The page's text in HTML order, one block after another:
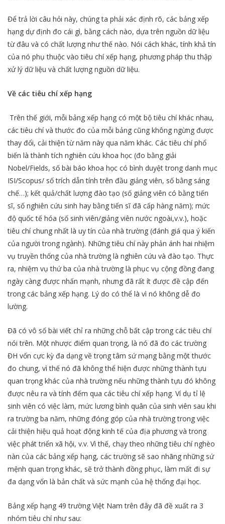
Để trả lời câu hỏi này, chúng ta phải xác định rõ, các bảng xếp
hạng dự định đo cái gì, bằng cách nào, dựa trên nguồn dữ liệu
từ đâu và có chất lượng như thế nào. Nói cách khác, tính khả tín
của nó phụ thuộc vào tiêu chí xếp hạng, phương pháp thu thập
xử lý dữ liệu và chất lượng nguồn dữ liệu.
Về các tiêu chí xếp hạng
Trên thế giới, mỗi bảng xếp hạng có một bộ tiêu chí khác nhau,
các tiêu chí và thước đo của mỗi bảng cũng không ngừng được
thay đổi, cải thiện từ năm này qua năm khác. Các tiêu chí phổ
biến là thành tích nghiên cứu khoa học (đo bằng giải
Nobel/Fields, số bài báo khoa học có bình duyệt trong danh mục
ISI/Scopus/ số trích dẫn tính trên đầu giảng viên, số bằng sáng
chế…); kết quả/chất lượng đào tạo (số giảng viên có bằng tiến
sĩ, số nghiên cứu sinh hay bằng tiến sĩ đã cấp hàng năm); mức
độ quốc tế hóa (số sinh viên/giảng viên nước ngoài,v.v.), hoặc
tiêu chí chung nhất là uy tín của nhà trường (đánh giá qua ý kiến
của người trong ngành). Những tiêu chí này phản ánh hai nhiệm
vụ truyền thống của nhà trường là nghiên cứu và đào tạo. Thực
ra, nhiệm vụ thứ ba của nhà trường là phục vụ cộng đồng đang
ngày càng được nhấn mạnh, nhưng đã rất ít được đề cập đến
trong các bảng xếp hạng. Lý do có thể là vì nó không dễ đo
lường.
Đã có vô số bài viết chỉ ra những chỗ bất cập trong các tiêu chí
nói trên. Một nhược điểm quan trọng, là nó đã đo các trường
ĐH vốn cực kỳ đa dạng về trọng tâm sứ mạng bằng một thước
đo chung, vì thế nó đã không thể hiện được những thành tựu
quan trọng khác của nhà trường nếu những thành tựu đó không
được nêu ra và tính đếm qua các tiêu chí xếp hạng. Ví dụ tỉ lệ
sinh viên có việc làm, mức lương bình quân của sinh viên sau khi
ra trường ba năm, những đóng góp của nhà trường trong việc
cải thiện hiệu quả hoạt động kinh tế của địa phương và trong
việc phát triển xã hội, v.v. Vì thế, chạy theo những tiêu chí nghèo
nàn của các bảng xếp hạng, các trường sẽ sao nhãng những sứ
mệnh quan trọng khác, sẽ trở thành đồng phục, làm mất đi sự
đa dạng vốn là bản chất và sức mạnh của hệ thống đại học.
Bảng xếp hạng 49 trường Việt Nam trên đây đã đề xuất ra 3
nhóm tiêu chí như sau: